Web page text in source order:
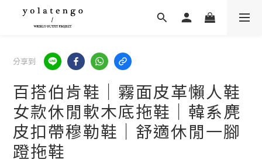
分享到
百搭伯肯鞋｜霧面皮革懶人鞋
女款休閒軟木底拖鞋｜韓系麂
皮扣帶穆勒鞋｜舒適休閒一腳
蹬拖鞋